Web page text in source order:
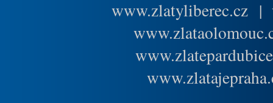
www.zlatyliberec.cz |